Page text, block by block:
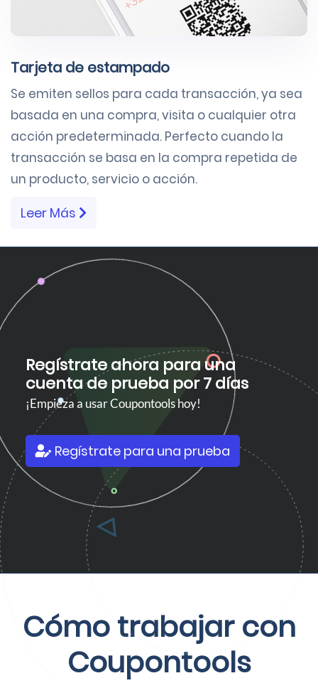
Tarjeta de estampado
Se emiten sellos para cada transacción, ya sea
basada en una compra, visita o cualquier otra
acción predeterminada. Perfecto cuando la
transacción se basa en la compra repetida de
un producto, servicio o acción.
Leer Más
Regístrate ahora para una
cuenta de prueba por 7 días
¡Empieza a usar Coupontools hoy!
Regístrate para una prueba
Cómo trabajar con
Coupontools